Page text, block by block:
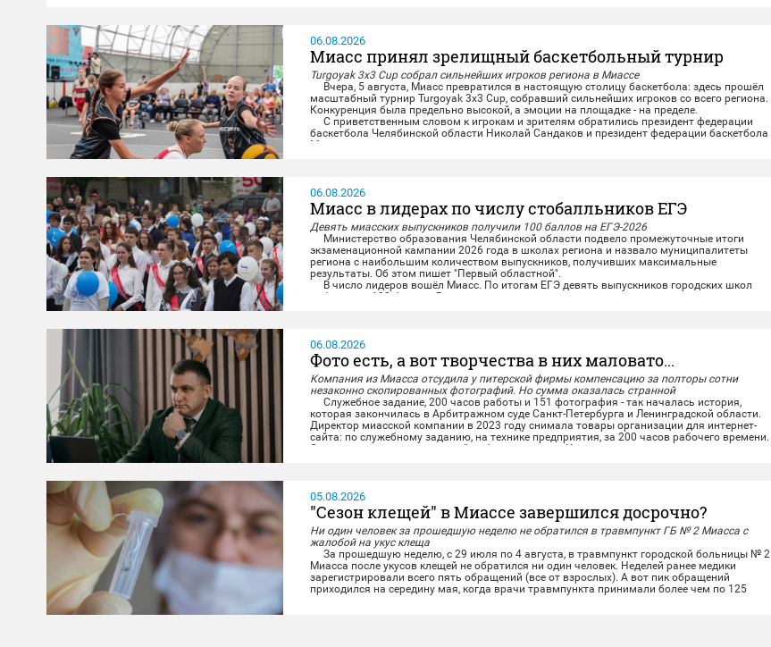
06.08.2026
Миасс принял зрелищный баскетбольный турнир
Turgoyak 3x3 Cup собрал сильнейших игроков региона в Миассе
Вчера, 5 августа, Миасс превратился в настоящую столицу баскетбола: здесь прошёл
масштабный турнир Turgoyak 3x3 Cup, собравший сильнейших игроков со всего региона.
Конкуренция была предельно высокой, а эмоции на площадке - на пределе.
С приветственным словом к игрокам и зрителям обратились президент федерации
баскетбола Челябинской области Николай Сандаков и президент федерации баскетбола
Миасса...
06.08.2026
Миасс в лидерах по числу стобалльников ЕГЭ
Девять миасских выпускников получили 100 баллов на ЕГЭ-2026
Министерство образования Челябинской области подвело промежуточные итоги
экзаменационной кампании 2026 года в школах региона и назвало муниципалитеты
региона с наибольшим количеством выпускников, получивших максимальные
результаты. Об этом пишет "Первый областной".
В число лидеров вошёл Миасс. По итогам ЕГЭ девять выпускников городских школ
набрали по 100 баллов. Высоких результатов миасские...
06.08.2026
Фото есть, а вот творчества в них маловато...
Компания из Миасса отсудила у питерской фирмы компенсацию за полторы сотни
незаконно скопированных фотографий. Но сумма оказалась странной
Служебное задание, 200 часов работы и 151 фотография - так началась история,
которая закончилась в Арбитражном суде Санкт-Петербурга и Ленинградской области.
Директор миасской компании в 2023 году снимала товары организации для интернет-
сайта: по служебному заданию, на технике предприятия, за 200 часов рабочего времени.
Снимки и отчёт о проделанной работе - на месте. Исключительные права на...
05.08.2026
"Сезон клещей" в Миассе завершился досрочно?
Ни один человек за прошедшую неделю не обратился в травмпункт ГБ № 2 Миасса с
жалобой на укус клеща
За прошедшую неделю, с 29 июля по 4 августа, в травмпункт городской больницы № 2
Миасса после укусов клещей не обратился ни один человек. Неделей ранее медики
зарегистрировали всего пять обращений (все от взрослых). А вот пик обращений
приходился на середину мая, когда врачи травмпункта принимали более чем по 125